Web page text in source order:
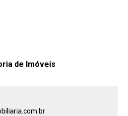
de Imóveis